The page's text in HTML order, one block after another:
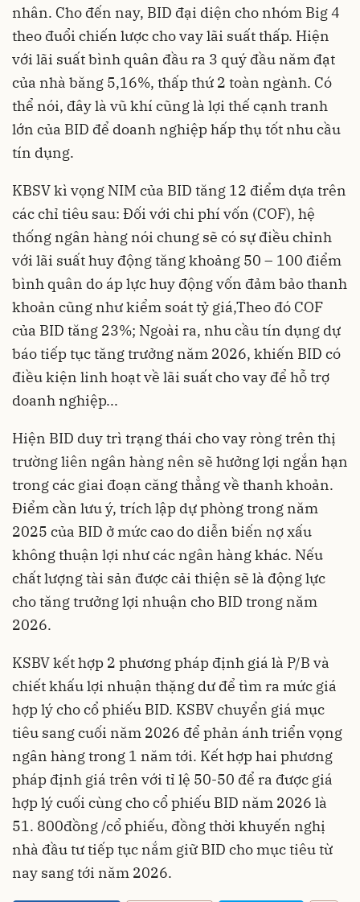
nhân. Cho đến nay, BID đại diện cho nhóm Big 4
theo đuổi chiến lược cho vay lãi suất thấp. Hiện
với lãi suất bình quân đầu ra 3 quý đầu năm đạt
của nhà băng 5,16%, thấp thứ 2 toàn ngành. Có
thể nói, đây là vũ khí cũng là lợi thế cạnh tranh
lớn của BID để doanh nghiệp hấp thụ tốt nhu cầu
tín dụng.
KBSV kì vọng NIM của BID tăng 12 điểm dựa trên
các chỉ tiêu sau: Đối với chi phí vốn (COF), hệ
thống ngân hàng nói chung sẽ có sự điều chỉnh
với lãi suất huy động tăng khoảng 50 – 100 điểm
bình quân do áp lực huy động vốn đảm bảo thanh
khoản cũng như kiểm soát tỷ giá,Theo đó COF
của BID tăng 23%; Ngoài ra, nhu cầu tín dụng dự
báo tiếp tục tăng trưởng năm 2026, khiến BID có
điều kiện linh hoạt về lãi suất cho vay để hỗ trợ
doanh nghiệp...
Hiện BID duy trì trạng thái cho vay ròng trên thị
trường liên ngân hàng nên sẽ hưởng lợi ngắn hạn
trong các giai đoạn căng thẳng về thanh khoản.
Điểm cần lưu ý, trích lập dự phòng trong năm
2025 của BID ở mức cao do diễn biến nợ xấu
không thuận lợi như các ngân hàng khác. Nếu
chất lượng tài sản được cải thiện sẽ là động lực
cho tăng trưởng lợi nhuận cho BID trong năm
2026.
KSBV kết hợp 2 phương pháp định giá là P/B và
chiết khấu lợi nhuận thặng dư để tìm ra mức giá
hợp lý cho cổ phiếu BID. KSBV chuyển giá mục
tiêu sang cuối năm 2026 để phản ánh triển vọng
ngân hàng trong 1 năm tới. Kết hợp hai phương
pháp định giá trên với tỉ lệ 50-50 để ra được giá
hợp lý cuối cùng cho cổ phiếu BID năm 2026 là
51. 800đồng /cổ phiếu, đồng thời khuyến nghị
nhà đầu tư tiếp tục nắm giữ BID cho mục tiêu từ
nay sang tới năm 2026.